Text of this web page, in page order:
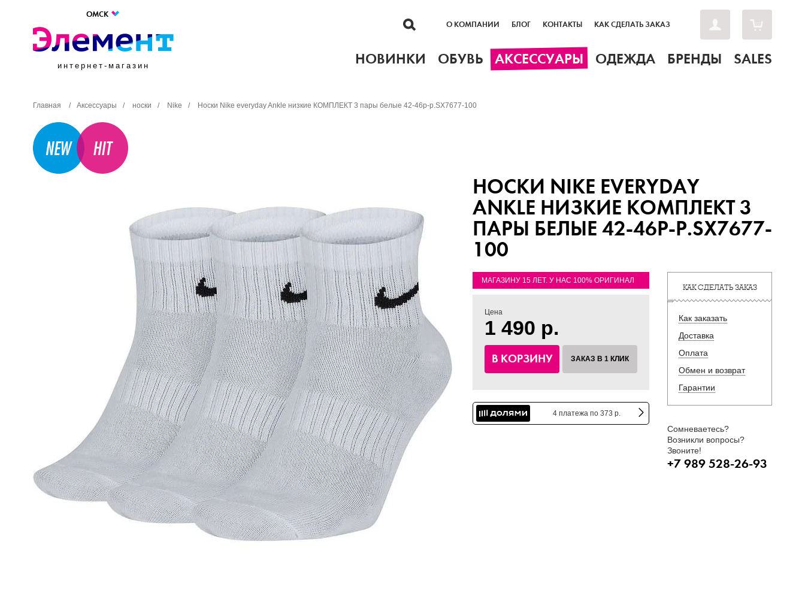
ОМСК
интернет-магазин
О КОМПАНИИ БЛОГ КОНТАКТЫ КАК СДЕЛАТЬ ЗАКАЗ
НОВИНКИ ОБУВЬ АКСЕССУАРЫ ОДЕЖДА БРЕНДЫ SALES
Главная / Аксессуары / носки / Nike / Носки Nike everyday Ankle низкие КОМПЛЕКТ 3 пары белые 42-46р-р.SX7677-100
НОСКИ NIKE EVERYDAY
ANKLE НИЗКИЕ КОМПЛЕКТ 3
ПАРЫ БЕЛЫЕ 42-46Р-Р.SX7677-
100
МАГАЗИНУ 15 ЛЕТ. У НАС 100% ОРИГИНАЛ
Цена
1 490 р.
В КОРЗИНУ ЗАКАЗ В 1 КЛИК
4 платежа по 373 р.
КАК СДЕЛАТЬ ЗАКАЗ
Как заказать
Доставка
Оплата
Обмен и возврат
Гарантии
Сомневаетесь?
Возникли вопросы?
Звоните!
+7 989 528-26-93